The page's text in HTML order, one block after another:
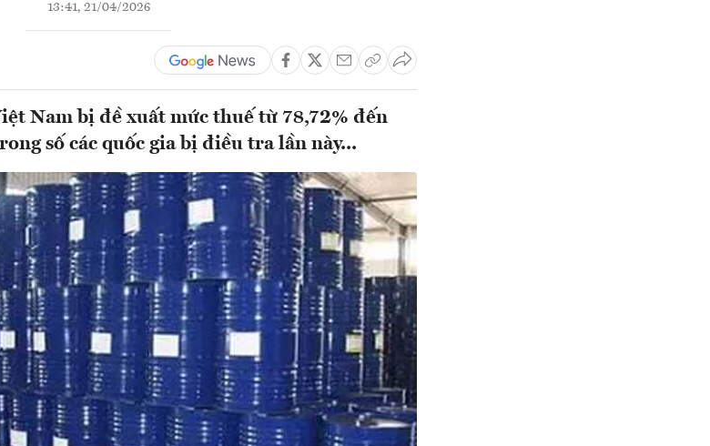
13:41, 21/04/2026
Nam bị đề xuất mức thuế từ 78,72% đến
số các quốc gia bị điều tra lần này...